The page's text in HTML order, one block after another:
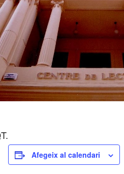
Afegeix al calendari